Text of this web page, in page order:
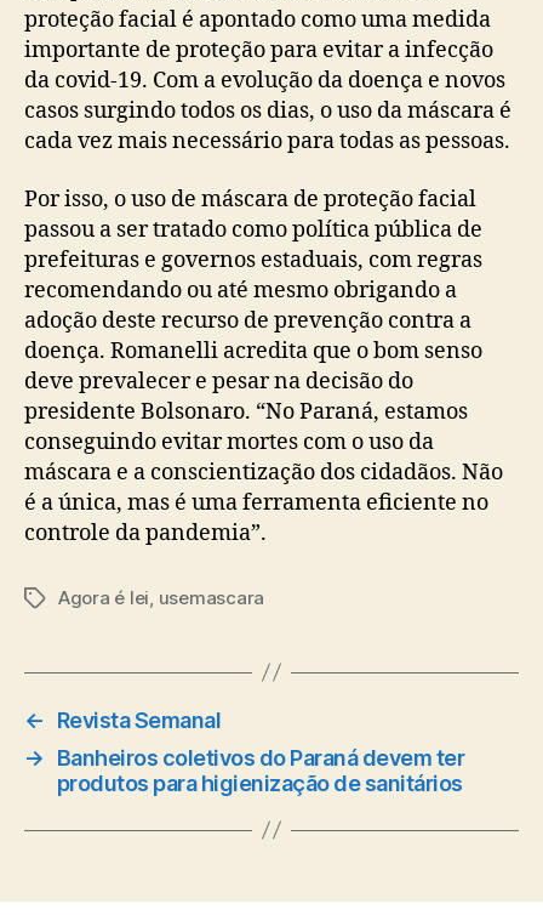
proteção facial é apontado como uma medida
importante de proteção para evitar a infecção
da covid-19. Com a evolução da doença e novos
casos surgindo todos os dias, o uso da máscara é
cada vez mais necessário para todas as pessoas.
Por isso, o uso de máscara de proteção facial
passou a ser tratado como política pública de
prefeituras e governos estaduais, com regras
recomendando ou até mesmo obrigando a
adoção deste recurso de prevenção contra a
doença. Romanelli acredita que o bom senso
deve prevalecer e pesar na decisão do
presidente Bolsonaro. “No Paraná, estamos
conseguindo evitar mortes com o uso da
máscara e a conscientização dos cidadãos. Não
é a única, mas é uma ferramenta eficiente no
controle da pandemia”.
TagsAgora é lei, usemascara
←
Revista Semanal
→
Banheiros coletivos do Paraná devem ter
produtos para higienização de sanitários